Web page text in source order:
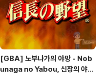
[GBA] 노부나가의 야망 - Nob
unaga no Yabou, 신장의 야망